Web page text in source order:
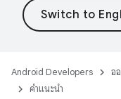
Android Developers อ
คำแนะนำ